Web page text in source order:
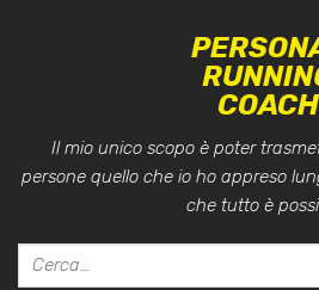
COACH
Il mio unico scopo è poter
persone quello che io ho appreso
che tutto è